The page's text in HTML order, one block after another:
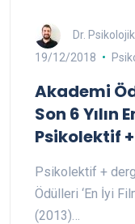
Dr.
19/12/2018
Akademi
Son 6 Yılın
Psikolektif +
Psikolektif +
Ödülleri ‘En İyi
(2013)…